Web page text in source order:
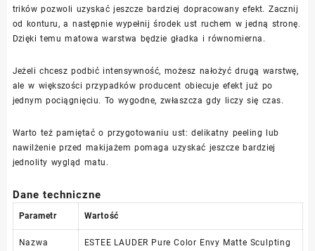
trików pozwoli uzyskać jeszcze bardziej dopracowany efekt. Zacznij
od konturu, a następnie wypełnij środek ust ruchem w jedną stronę.
Dzięki temu matowa warstwa będzie gładka i równomierna.
Jeżeli chcesz podbić intensywność, możesz nałożyć drugą warstwę,
ale w większości przypadków producent obiecuje efekt już po
jednym pociągnięciu. To wygodne, zwłaszcza gdy liczy się czas.
Warto też pamiętać o przygotowaniu ust: delikatny peeling lub
nawilżenie przed makijażem pomaga uzyskać jeszcze bardziej
jednolity wygląd matu.
Dane techniczne
Parametr Wartość
Nazwa
ESTEE LAUDER Pure Color Envy Matte Sculpting